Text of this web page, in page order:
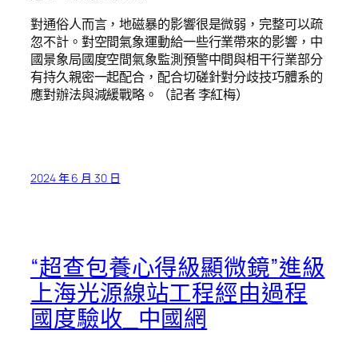
對通俗人而言，地磁暴的影響很是微弱，完整可以疏
忽不計。對空間氣象運動給一些行業帶來的影響，中
國景象局國度空間氣象監測預警中間與相干行業部分
有持久親密一起配合，配合切磋針對分歧技巧體系的
應對辦法與減緩戰略。（記者 李紅梅）
2024 年 6 月 30 日
“超查包養心得級顯微鏡”進級
上海光源線站工程經由過程
國度驗收_中國網